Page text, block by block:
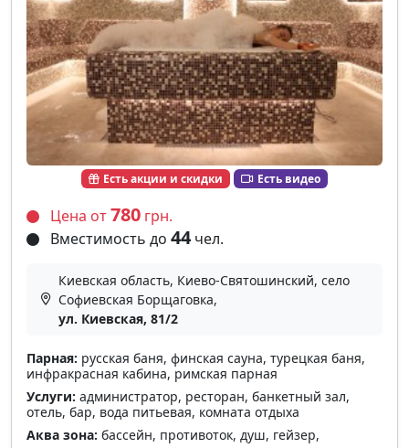
Есть акции и скидки Есть видео
Цена от780 грн.
Вместимость до 44 чел.
Киевская область, Киево-Святошинский, село
Софиевская Борщаговка,
ул. Киевская, 81/2
Парная: русская баня, финская сауна, турецкая баня,
инфракрасная кабина, римская парная
Услуги: администратор, ресторан, банкетный зал,
отель, бар, вода питьевая, комната отдыха
Аква зона: бассейн, противоток, душ, гейзер,